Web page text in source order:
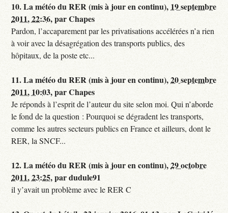
10.La météo du RER (mis à jour en continu), 19 septembre
2011, 22:36,parChapes
Pardon, l’accaparement par les privatisations accélérées n’a rien
à voir avec la désagrégation des transports publics, des
hôpitaux, de la poste etc...
11.La météo du RER (mis à jour en continu),20 septembre
2011, 10:03,parChapes
Je réponds à l’esprit de l’auteur du site selon moi. Qui n’aborde
le fond de la question : Pourquoi se dégradent les transports,
comme les autres secteurs publics en France et ailleurs, dont le
RER, la SNCF...
12.La météo du RER (mis à jour en continu),29 octobre
2011, 23:25,pardudule91
il y’avait un problème avec le RER C